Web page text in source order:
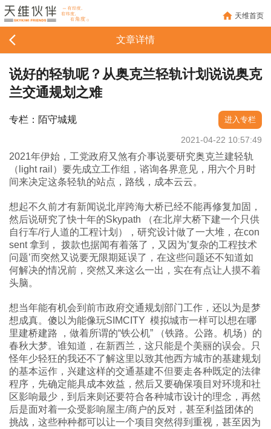
天维首页
文章详情
说好的轻轨呢？从奥克兰轻轨计划说说奥克
兰交通规划之难
专栏：陌守城规 进入专栏
2021-04-22 10:57:49
2021年伊始，工党政府又煞有介事说要研究奥克兰建轻轨
（light rail）要先成立工作组，谘询各界意见，用六个月时
间来决定这条轻轨的站点，路线，成本云云。
想起不久前才有新闻说北岸跨海大桥已经不能再修复加固，
然后说研究了快十年的Skypath （在北岸大桥下建一个只供
自行车/行人道的工程计划），研究设计做了一大堆，在con
sent 拿到， 拨款也据闻有着落了，又因为’复杂的工程技术
问题’而突然又说要无限期延误了，在这些问题还不知道如
何解决的情况前，突然又来这么一出，实在有点让人摸不着
头脑。
想当年能有机会到前市政府交通规划部门工作，还以为是梦
想成真。傻以为能像玩SIMCITY 模拟城市一样可以想在哪
里建桥建路 ，做着所谓的“铁公机” （铁路。公路。机场）的
春秋大梦。谁知道，在新西兰，这只能是个美丽的误会。只
怪年少轻狂的我还不了解这里以致其他西方城市的基建规划
的基本运作，兴建这样的交通基建不但要走各种既定的法律
程序，先确定能具成本效益，然后又要确保项目对环境和社
区影响最少，到后来则还要符合各种城市设计的理念，再然
后是面对着一众受影响屋主/商户的反对，甚至利益团体的
挑战，这些种种都可以让一个项目突然得到重视，甚至因为